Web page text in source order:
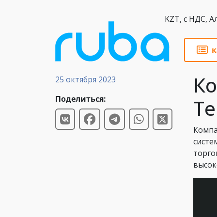
Новости
25 октября 2023
Поделиться: